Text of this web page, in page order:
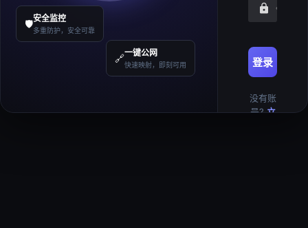
🛡️安全监控
多重防护，安全可靠
🔗一键公网
快速映射，即刻可用
请输入
登录
没有账
号?立